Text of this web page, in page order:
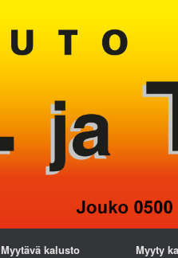
Myytävä kalusto Myyty